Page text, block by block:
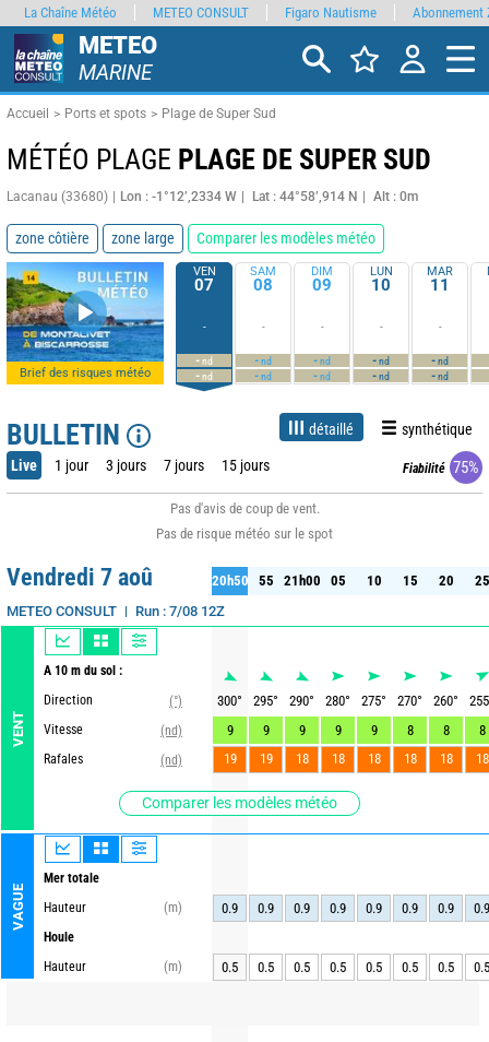
METEO
MARINE
Accueil Ports et spots Plage de Super Sud
MÉTÉO PLAGE PLAGE DE SUPER SUD
Lacanau (33680) Lon : -1°12’,2334 W Lat : 44°58’,914 N Alt : 0m
zone côtière zone large Comparer les modèles météo
Brief des risques météo
VEN
07
-
-nd
-nd
SAM
08
-
-nd
-nd
DIM
09
-
-nd
-nd
LUN
10
-
-nd
-nd
MAR
11
-
-nd
-nd
BULLETIN détaillé synthétique
Live 1 jour 3 jours 7 jours 15 jours Fiabilité 75%
Pas d'avis de coup de vent.
Pas de risque météo sur le spot
Vendredi 7 aoû
METEO CONSULT Run : 7/08 12Z
Maille : 1km
VENT
A 10 m du sol :
Direction
(°)
Vitesse
(nd)
Rafales
(nd)
Comparer les modèles météo
VAGUE
Mer totale
Hauteur
(m)
Houle
Hauteur
(m)
20h50 55 21h00 05 10 15 20 25
50 55 21h00 05 10 15 20 25
300° 295° 290° 280° 275° 270° 260°
255
9
9 9 9 9 8 8
8
19
19 18 18 18 18 18 18
0.9 0.9 0.9 0.9 0.9 0.9 0.9 0.9
0.5 0.5 0.5 0.5 0.5 0.5 0.5 0.5
La Chaîne Météo METEO CONSULT Figaro Nautisme Abonnement